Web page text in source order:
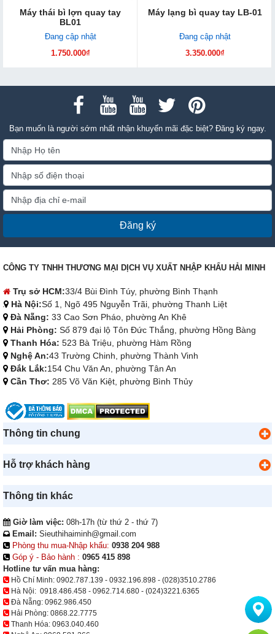
Máy thái bì lợn quay tay
BL01
Đang cập nhật
1.750.000₫
Máy lạng bì quay tay LB-01
Đang cập nhật
3.350.000₫
Bạn muốn là người sớm nhất nhận khuyến mãi đặc biệt? Đăng ký ngay.
Đăng ký
CÔNG TY TNHH THƯƠNG MẠI DỊCH VỤ XUẤT NHẬP KHẨU HẢI MINH
Trụ sở HCM:33/4 Bùi Đình Túy, phường Bình Thạnh
Hà Nội:Số 1, Ngõ 495 Nguyễn Trãi, phường Thanh Liệt
Đà Nẵng: 33 Cao Sơn Pháo, phường An Khê
Hải Phòng: Số 879 đại lộ Tôn Đức Thắng, phường Hồng Bàng
Thanh Hóa: 523 Bà Triệu, phường Hàm Rồng
Nghệ An:43 Trường Chinh, phường Thành Vinh
Đắk Lắk:154 Chu Văn An, phường Tân An
Cần Thơ: 285 Võ Văn Kiệt, phường Bình Thủy
Thông tin chung
Hỗ trợ khách hàng
Thông tin khác
Giờ làm việc: 08h-17h (từ thứ 2 - thứ 7)
Email: Sieuthihaiminh@gmail.com
Phòng thu mua-Nhập khẩu: 0938 204 988
Góp ý - Bảo hành : 0965 415 898
Hotline tư vấn mua hàng:
Hồ Chí Minh: 0902.787.139 - 0932.196.898 - (028)3510.2786
Hà Nội: 0918.486.458 - 0962.714.680 - (024)3221.6365
Đà Nẵng: 0962.986.450
Hải Phòng: 0868.22.7775
Thanh Hóa: 0963.040.460